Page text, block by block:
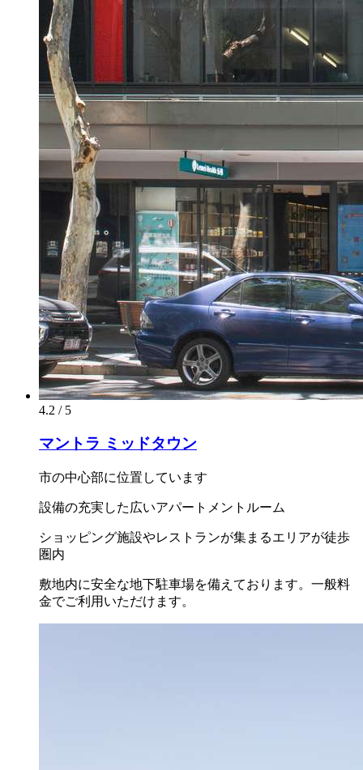
4.2 / 5
マントラ ミッドタウン
市の中心部に位置しています
設備の充実した広いアパートメントルーム
ショッピング施設やレストランが集まるエリアが徒歩
圏内
敷地内に安全な地下駐車場を備えております。一般料
金でご利用いただけます。